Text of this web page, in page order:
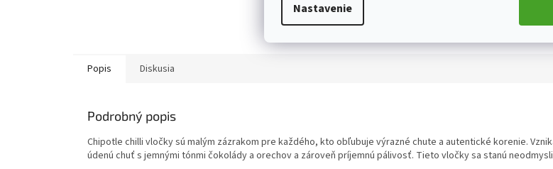
Nastavenie
Popis Diskusia
Podrobný popis
Chipotle chilli vločky sú malým zázrakom pre každého, kto obľubuje výrazné chute a autentické korenie.
údenú chuť s jemnými tónmi čokolády a orechov a zároveň príjemnú pálivosť. Tieto vločky sa stanú